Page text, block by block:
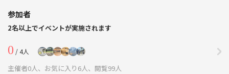
参加者
2名以上でイベントが実施されます
0 / 4人
主催者0人、お気に入り6人、閲覧99人